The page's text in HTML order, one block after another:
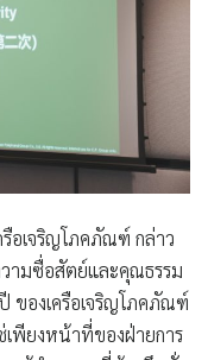
อเจริญโภคภัณฑ์ กล่าว
ามซื่อสัตย์และคุณธรรม
ของเครือเจริญโภคภัณฑ์
เพียงหน้าที่ของฝ่ายการ